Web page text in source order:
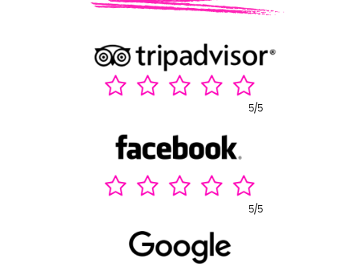
5/5
5/5